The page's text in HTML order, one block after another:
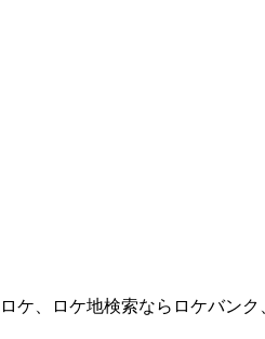
ロケ、ロケ地検索ならロケバン